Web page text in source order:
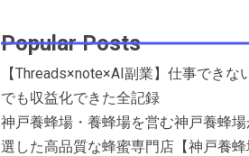
Popular Posts
【Threads×note×AI副業】仕事できな
でも収益化できた全記録
神戸養蜂場・養蜂場を営む神戸養蜂
選した高品質な蜂蜜専門店【神戸養蜂